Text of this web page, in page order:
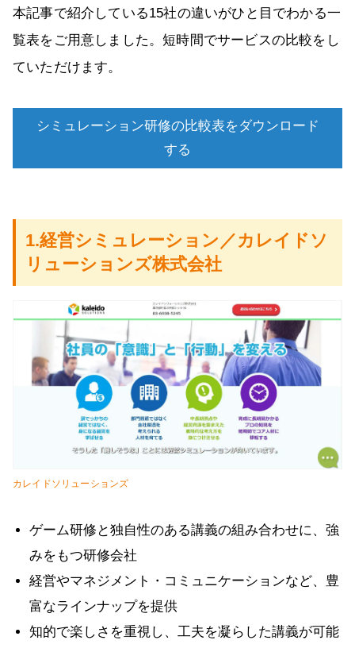
本記事で紹介している15社の違いがひと目でわかる一
覧表をご用意しました。短時間でサービスの比較をし
ていただけます。
シミュレーション研修の比較表をダウンロード
する
1.経営シミュレーション／カレイドソ
リューションズ株式会社
カレイドソリューションズ
ゲーム研修と独自性のある講義の組み合わせに、強
みをもつ研修会社
経営やマネジメント・コミュニケーションなど、豊
富なラインナップを提供
知的で楽しさを重視し、工夫を凝らした講義が可能